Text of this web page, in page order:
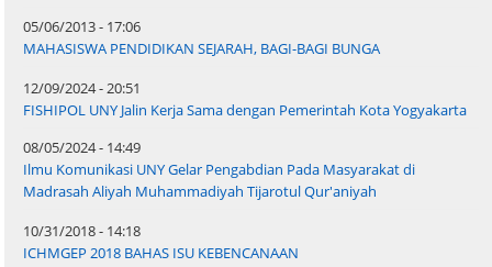
05/06/2013 - 17:06
MAHASISWA PENDIDIKAN SEJARAH, BAGI-BAGI BUNGA
12/09/2024 - 20:51
FISHIPOL UNY Jalin Kerja Sama dengan Pemerintah Kota Yogyakarta
08/05/2024 - 14:49
Ilmu Komunikasi UNY Gelar Pengabdian Pada Masyarakat di
Madrasah Aliyah Muhammadiyah Tijarotul Qur'aniyah
10/31/2018 - 14:18
ICHMGEP 2018 BAHAS ISU KEBENCANAAN